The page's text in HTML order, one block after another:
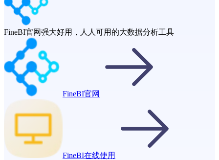
FineBI官网强大好用，人人可用的大数据分析工具
FineBI官网
FineBI在线使用